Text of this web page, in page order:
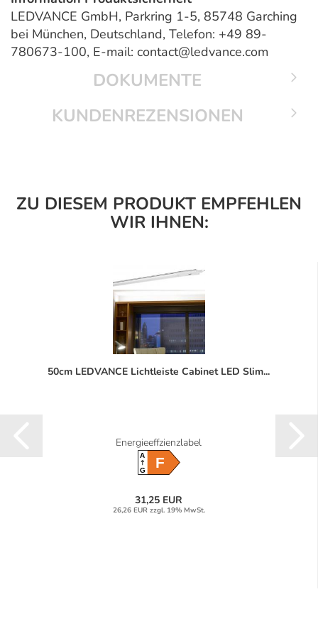
LEDVANCE GmbH, Parkring 1-5, 85748 Garching
bei München, Deutschland, Telefon: +49 89-
780673-100, E-mail: contact@ledvance.com
DOKUMENTE
KUNDENREZENSIONEN
ZU DIESEM PRODUKT EMPFEHLEN
WIR IHNEN:
50cm LEDVANCE Lichtleiste Cabinet LED Slim...
Energieeffzienzlabel
A
GF
31,25 EUR
26,26 EUR zzgl. 19% MwSt.